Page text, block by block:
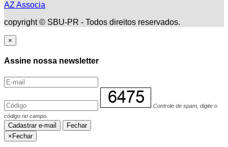
AZ Associa
copyright © SBU-PR - Todos direitos reservados.
×
Assine nossa newsletter
Controle de spam, digite o
código no campo.
Cadastrar e-mail
Fechar
×Fechar